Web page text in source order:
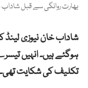
بھارت روانگی سے قبل شاداب
شاداب خان نیوزی
تکلیف کی شکایت تھی۔